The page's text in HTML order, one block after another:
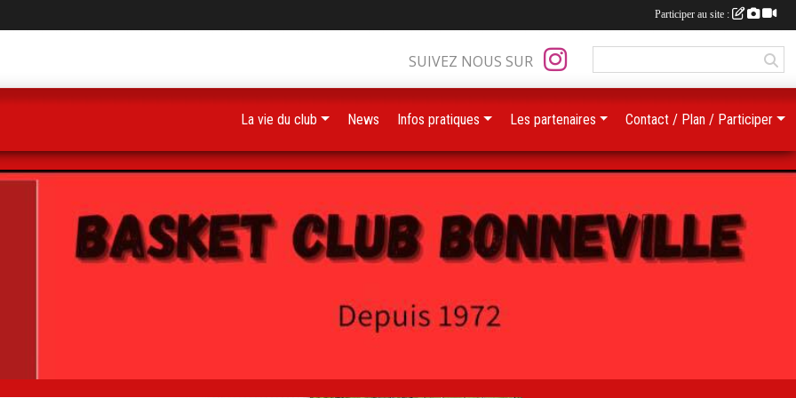
SUIVEZ NOUS SUR
La vie du club News Infos pratiques Les partenaires Contact / Plan / Participer
Participer au site :